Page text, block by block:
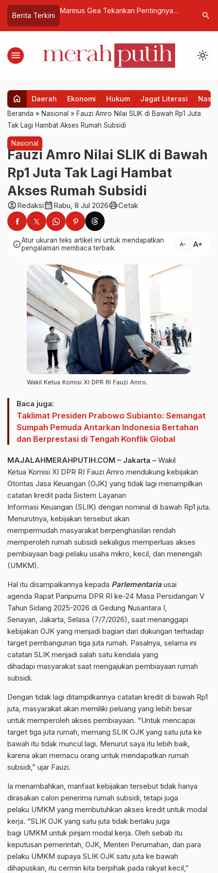
Berita Terkini
Mendiktisaintek Paparkan Solusi
Berbasis Sains dan Teknologi
Gratis
search
menu light_mode
home Daerah Ekonomi Hukum Jagat Literasi
Beranda » Nasional » Fauzi Amro Nilai SLIK di Bawah Rp1 Juta
Tak Lagi Hambat Akses Rumah Subsidi
Nasional
Fauzi Amro Nilai SLIK di Bawah
Rp1 Juta Tak Lagi Hambat
Akses Rumah Subsidi
account_circleRedaksicalendar_month Rabu, 8 Jul 2026printCetak
infoAtur ukuran teks artikel ini untuk mendapatkan
pengalaman membaca terbaik.
text_decrease text_increase
Wakil Ketua Komisi XI DPR RI Fauzi Amro.
Baca juga:
Taklimat Presiden Prabowo Subianto: Semangat
Sumpah Pemuda Antarkan Indonesia Bertahan
dan Berprestasi di Tengah Konflik Global
MAJALAHMERAHPUTIH.COM – Jakarta – Wakil
Ketua Komisi XI DPR RI Fauzi Amro mendukung kebijakan
Otoritas Jasa Keuangan (OJK) yang tidak lagi menampilkan
catatan kredit pada Sistem Layanan
Informasi Keuangan (SLIK) dengan nominal di bawah Rp1 juta.
Menurutnya, kebijakan tersebut akan
mempermudah masyarakat berpenghasilan rendah
memperoleh rumah subsidi sekaligus memperluas akses
pembiayaan bagi pelaku usaha mikro, kecil, dan menengah
(UMKM).
Hal itu disampaikannya kepada Parlementaria usai
agenda Rapat Paripurna DPR RI ke-24 Masa Persidangan V
Tahun Sidang 2025-2026 di Gedung Nusantara I,
Senayan, Jakarta, Selasa (7/7/2026), saat menanggapi
kebijakan OJK yang menjadi bagian dari dukungan terhadap
target pembangunan tiga juta rumah. Pasalnya, selama ini
catatan SLIK menjadi salah satu kendala yang
dihadapi masyarakat saat mengajukan pembiayaan rumah
subsidi.
Dengan tidak lagi ditampilkannya catatan kredit di bawah Rp1
juta, masyarakat akan memiliki peluang yang lebih besar
untuk memperoleh akses pembiayaan. “Untuk mencapai
target tiga juta rumah, memang SLIK OJK yang satu juta ke
bawah itu tidak muncul lagi. Menurut saya itu lebih baik,
karena akan memacu orang untuk mendapatkan rumah
subsidi,” ujar Fauzi.
Ia menambahkan, manfaat kebijakan tersebut tidak hanya
dirasakan calon penerima rumah subsidi, tetapi juga
pelaku UMKM yang membutuhkan akses kredit untuk modal
kerja. “SLIK OJK yang satu juta tidak berlaku juga
bagi UMKM untuk pinjam modal kerja. Oleh sebab itu
keputusan pemerintah, OJK, Menteri Perumahan, dan para
pelaku UMKM supaya SLIK OJK satu juta ke bawah
dihapuskan, itu cermin kita berpihak pada rakyat kecil,”